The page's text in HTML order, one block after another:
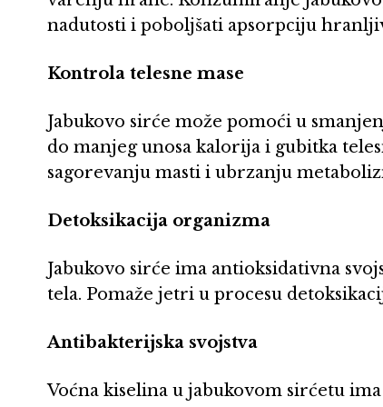
nadutosti i poboljšati apsorpciju
Kontrola telesne mase
Jabukovo sirće može pomoći u
do manjeg unosa kalorija i gubitka
sagorevanju masti i ubrzanju
Detoksikacija organizma
Jabukovo sirće ima antioksidativna
tela. Pomaže jetri u procesu
Antibakterijska svojstva
Voćna kiselina u jabukovom sirćetu